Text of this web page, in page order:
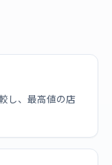
し、最高値の店